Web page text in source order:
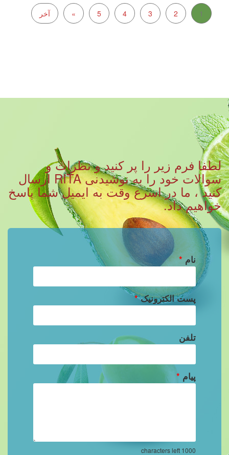
1
2
3
4
5
» آخر
لطفا فرم زیر را پر کنید و نظرات و
سوالات خود را به نوشیدنی RITA ارسال
کنید ، ما در اسرع وقت به ایمیل شما پاسخ
خواهیم داد.
نام *
پست الکترونیک*
تلفن
پیام *
1000